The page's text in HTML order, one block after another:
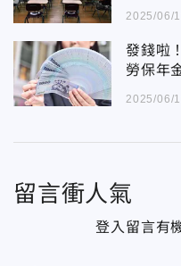
2025/06/
發錢啦
勞保年
2025/06/
留言衝人氣
登入留言有